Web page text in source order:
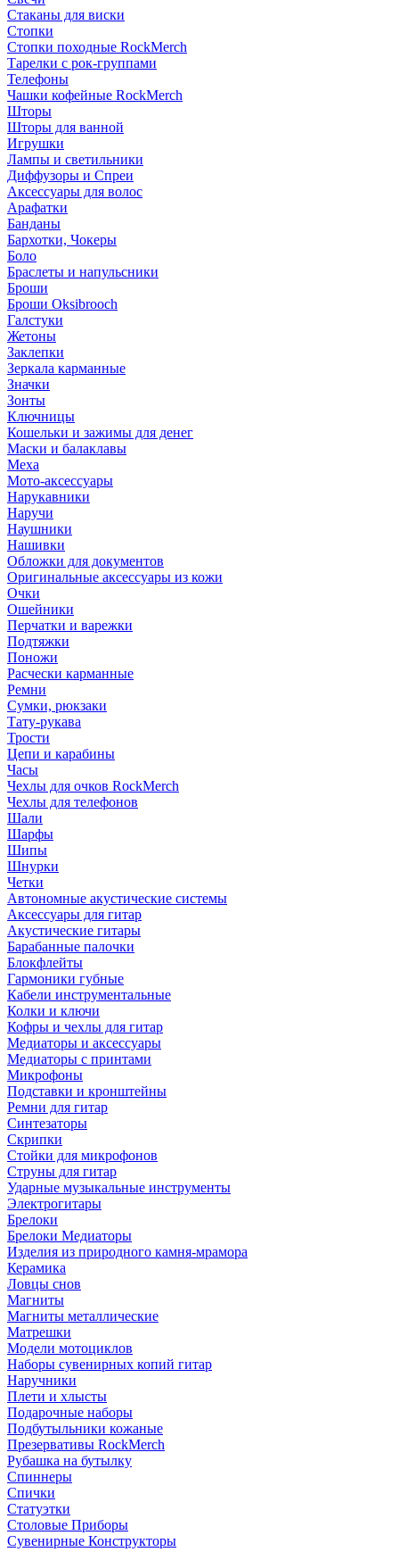
Стаканы для виски
Стопки
Стопки походные RockMerch
Тарелки с рок-группами
Телефоны
Чашки кофейные RockMerch
Шторы
Шторы для ванной
Игрушки
Лампы и светильники
Диффузоры и Спреи
Аксессуары для волос
Арафатки
Банданы
Бархотки, Чокеры
Боло
Браслеты и напульсники
Броши
Броши Oksibrooch
Галстуки
Жетоны
Заклепки
Зеркала карманные
Значки
Зонты
Ключницы
Кошельки и зажимы для денег
Маски и балаклавы
Меха
Мото-аксессуары
Нарукавники
Наручи
Наушники
Нашивки
Обложки для документов
Оригинальные аксессуары из кожи
Очки
Ошейники
Перчатки и варежки
Подтяжки
Поножи
Расчески карманные
Ремни
Сумки, рюкзаки
Тату-рукава
Трости
Цепи и карабины
Часы
Чехлы для очков RockMerch
Чехлы для телефонов
Шали
Шарфы
Шипы
Шнурки
Четки
Автономные акустические системы
Аксессуары для гитар
Акустические гитары
Барабанные палочки
Блокфлейты
Гармоники губные
Кабели инструментальные
Колки и ключи
Кофры и чехлы для гитар
Медиаторы и аксессуары
Медиаторы с принтами
Микрофоны
Подставки и кронштейны
Ремни для гитар
Синтезаторы
Скрипки
Стойки для микрофонов
Струны для гитар
Ударные музыкальные инструменты
Электрогитары
Брелоки
Брелоки Медиаторы
Изделия из природного камня-мрамора
Керамика
Ловцы снов
Магниты
Магниты металлические
Матрешки
Модели мотоциклов
Наборы сувенирных копий гитар
Наручники
Плети и хлысты
Подарочные наборы
Подбутыльники кожаные
Презервативы RockMerch
Рубашка на бутылку
Спиннеры
Спички
Статуэтки
Столовые Приборы
Сувенирные Конструкторы